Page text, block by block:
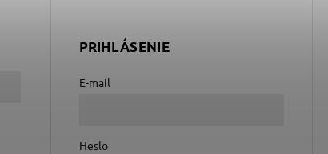
PRIHLÁSENIE
E-mail
Heslo